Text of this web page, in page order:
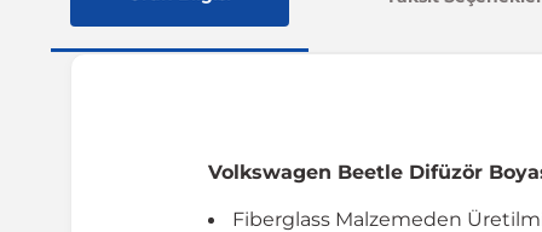
Volkswagen Beetle Difüzör
Fiberglass Malzemeden